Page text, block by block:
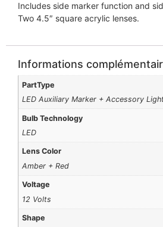
Includes side marker function and
Two 4.5″ square acrylic lenses.
Informations
PartType
LED Auxiliary Marker + Accessory
Bulb Technology
LED
Lens Color
Amber + Red
Voltage
12 Volts
Shape